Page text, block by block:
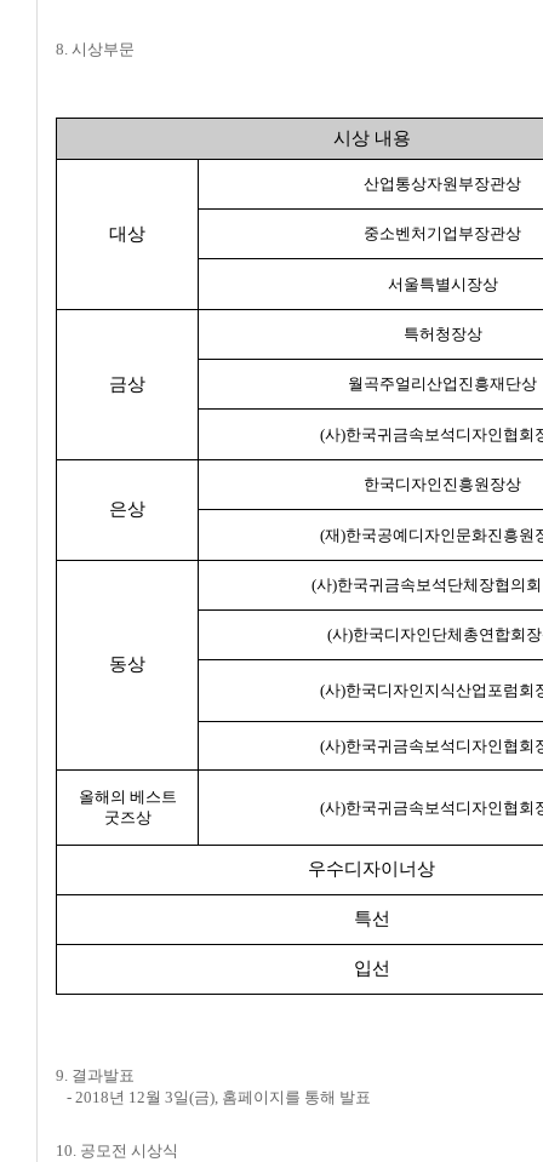
8. 시상부문
시상 내용
대상
산업통상자원부장관상
중소벤처기업부장관상
서울특별시장상
금상
특허청장상
월곡주얼리산업진흥재단상
(사)한국귀금속보석디자인협회
은상
한국디자인진흥원장상
(재)한국공예디자인문화진흥원
동상
(사)한국귀금속보석단체장협의
(사)한국디자인단체총연합회
(사)한국디자인지식산업포럼회
(사)한국귀금속보석디자인협회
올해의 베스트
굿즈상
(사)한국귀금속보석디자인협회
우수디자이너상
특선
입선
9. 결과발표
- 2018년 12월 3일(금), 홈페이지를 통해 발표
10. 공모전 시상식